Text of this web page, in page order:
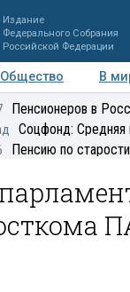
Издание
Федерального Собрания
Российской Федерации
Общество В
Регионы
Пенсионеров в
Соцфонд: Средняя
Пенсию по